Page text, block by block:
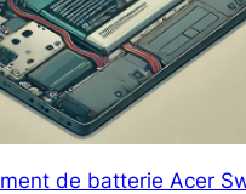
de batterie Acer